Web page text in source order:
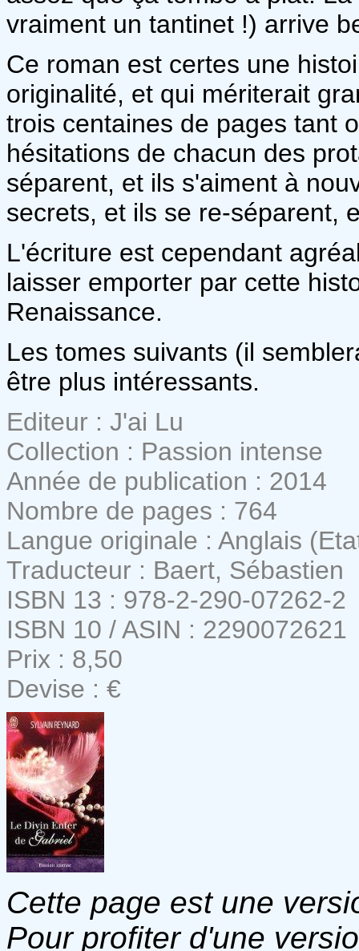
vraiment un tantinet !) arrive
Ce roman est certes une
originalité, et qui mériterait
trois centaines de pages tant
hésitations de chacun des
séparent, et ils s'aiment à
secrets, et ils se re-séparent,
L'écriture est cependant
laisser emporter par cette
Renaissance.
Les tomes suivants (il
être plus intéressants.
Editeur : J'ai Lu
Collection : Passion intense
Année de publication : 2014
Nombre de pages : 764
Langue originale : Anglais
Traducteur : Baert, Sébastien
ISBN 13 : 978-2-290-07262-2
ISBN 10 / ASIN : 2290072621
Prix : 8,50
Devise : €
Cette page est une
Pour profiter d'une